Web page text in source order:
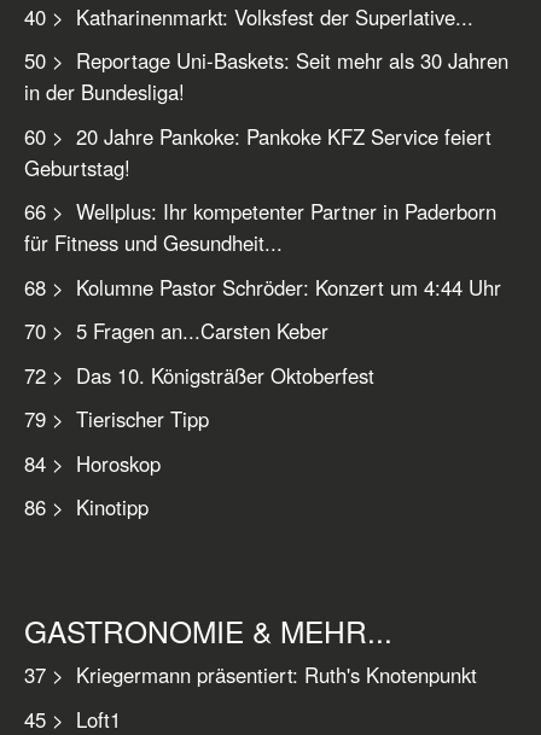
40 > Katharinenmarkt: Volksfest der Superlative...
50 > Reportage Uni-Baskets: Seit mehr als 30 Jahren
in der Bundesliga!
60 > 20 Jahre Pankoke: Pankoke KFZ Service feiert
Geburtstag!
66 > Wellplus: Ihr kompetenter Partner in Paderborn
für Fitness und Gesundheit...
68 > Kolumne Pastor Schröder: Konzert um 4:44 Uhr
70 > 5 Fragen an...Carsten Keber
72 > Das 10. Königsträßer Oktoberfest
79 > Tierischer Tipp
84 > Horoskop
86 > Kinotipp
GASTRONOMIE & MEHR...
37 > Kriegermann präsentiert: Ruth's Knotenpunkt
45 > Loft1